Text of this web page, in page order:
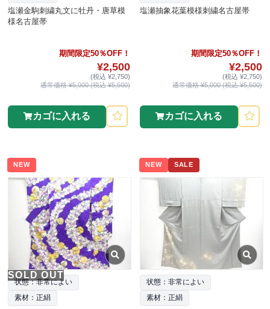
塩瀬金駒刺繍丸文に牡丹・唐草模
様名古屋帯
期間限定50％OFF！
¥2,500
(税込 ¥2,750)
通常価格 ¥5,000 (税込 ¥5,500)
カゴに入れる
塩瀬抽象花葉模様刺繍名古屋帯
期間限定50％OFF！
¥2,500
(税込 ¥2,750)
通常価格 ¥5,000 (税込 ¥5,500)
カゴに入れる
NEW
SOLD OUT
状態：非常によい
素材：正絹
NEW SALE
状態：非常によい
素材：正絹